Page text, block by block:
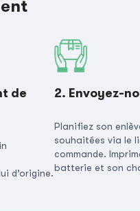
de
d’origine.
2. Envoyez-
Planifiez son
souhaitées via le
commande.
batterie et son